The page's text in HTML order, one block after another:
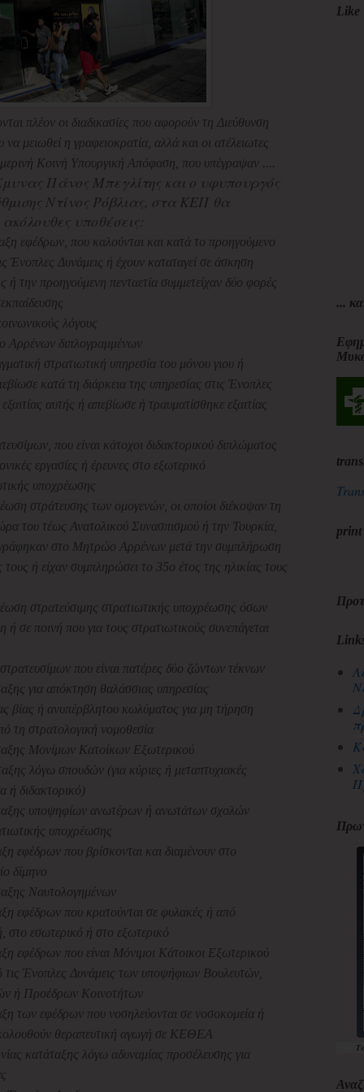
πλέον οι διαδικασίες που αφορούν τη Διεύθυνση
μειωθεί η γραφειοκρατία, αλλά και οι ατέλειωτες
Κοινή Υπουργική Απόφαση, που υπέγραψαν ....
Πάνος Μπεγλίτης και ο υφυπουργός
Ντίνος Ρόβλιας, στα ΚΕΠ θα
υποθέσεις:
εφέδρων, που καλούνται και κατά το προηγούμενο
Ένοπλες Δυνάμεις ή έχουν καταταγεί σε άσκηση
ή την προηγούμενη πενταετία συμμετείχαν δύο φορές
λόγους
Αρρένων διπλογραμμένων
στρατιωτική υπηρεσία του μόνου γιου ή
κατά τη διάρκεια της υπηρεσίας στις Ένοπλες
αυτής ή απεβίωσε ή τραυματίσθηκε εξαιτίας
που είναι κάτοχοι διδακτορικού διπλώματος
εργασίες ή έρευνες στο εξωτερικό
υποχρέωσης
στράτευσης των ομογενών, οι οποίοι διέκοψαν τη
του τέως Ανατολικού Συνασπισμού ή την Τουρκία,
στο Μητρώο Αρρένων μετά την συμπλήρωση
τους ή είχαν συμπληρώσει το 35ο έτος της ηλικίας τους
στρατεύσιμης στρατιωτικής υποχρέωσης όσων
ή σε ποινή που για τους στρατιωτικούς συνεπάγεται
που είναι πατέρες δύο ζώντων τέκνων
για απόκτηση θαλάσσιας υπηρεσίας
βίας ή ανυπέρβλητου κωλύματος για μη τήρηση
τη στρατολογική νομοθεσία
Μονίμων Κατοίκων Εξωτερικού
λόγω σπουδών (για κύριες ή μεταπτυχιακές
ή διδακτορικό)
υποψηφίων ανωτέρων ή ανωτάτων σχολών
υποχρέωσης
εφέδρων που βρίσκονται και διαμένουν στο
δίμηνο
Ναυτολογημένων
εφέδρων που κρατούνται σε φυλακές ή από
στο εσωτερικό ή στο εξωτερικό
εφέδρων που είναι Μόνιμοι Κάτοικοι Εξωτερικού
Ένοπλες Δυνάμεις των υποψήφιων Βουλευτών,
ή Προέδρων Κοινοτήτων
των εφέδρων που νοσηλεύονται σε νοσοκομεία ή
θεραπευτική αγωγή σε ΚΕΘΕΑ
κατάταξης λόγω αδυναμίας προσέλευσης για
Like
...
print